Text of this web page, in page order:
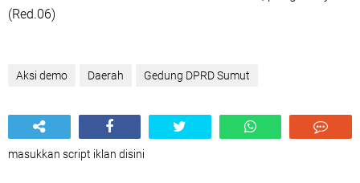
(Red.06)
Aksi demo Daerah Gedung DPRD Sumut
masukkan script iklan disini